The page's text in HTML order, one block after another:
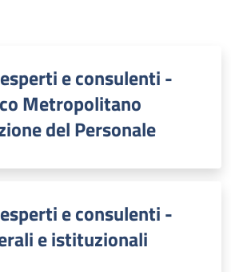
e consulenti -
Metropolitano
del Personale
e consulenti -
e istituzionali